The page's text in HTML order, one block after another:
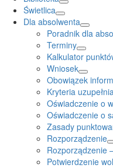
Świetlica
Dla absolwenta
Poradnik dla
Terminy
Kalkulator
Wniosek
Obowiązek
Kryteria
Oświadczenie o
Oświadczenie o
Zasady
Rozporządzenie
Rozporządzenie
Potwierdzenie